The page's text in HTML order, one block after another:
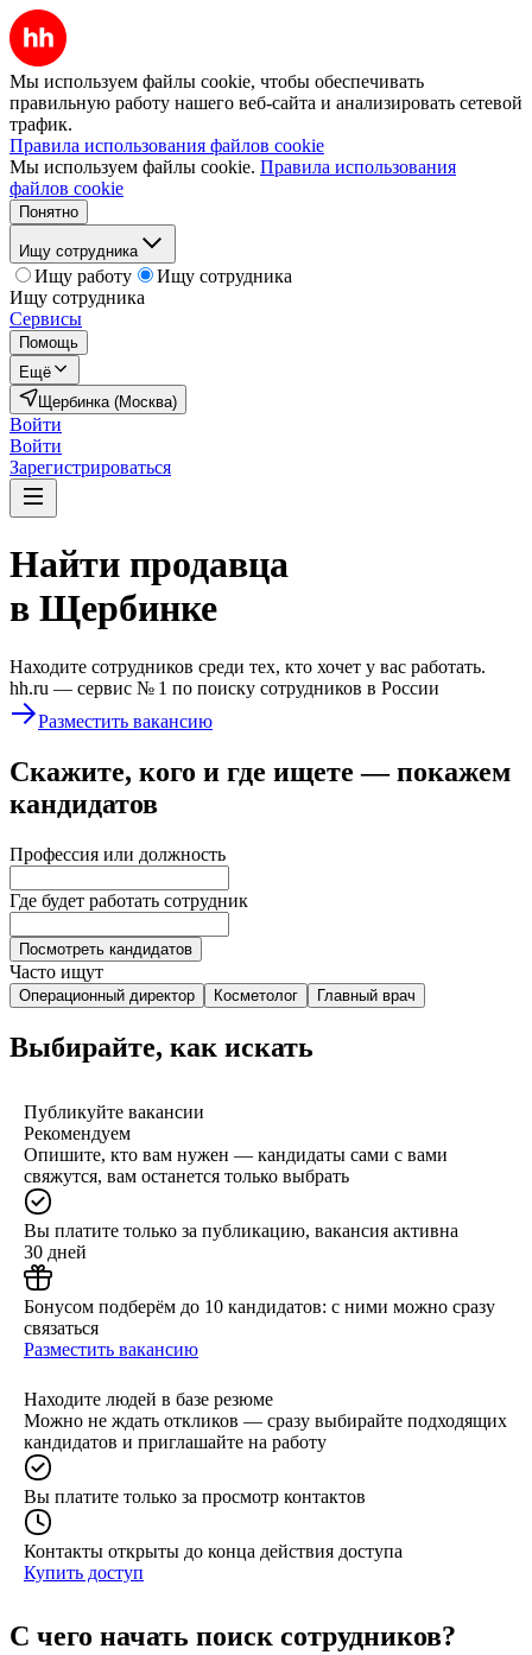
Мы используем файлы cookie, чтобы обеспечивать
правильную работу нашего веб-сайта и анализировать сетевой
трафик.
Правила использования файлов cookie
Мы используем файлы cookie. Правила использования
файлов cookie
Понятно
Ищу сотрудника
Ищу работу
Ищу сотрудника
Ищу сотрудника
Сервисы
Помощь
Ещё
Щербинка (Москва)
Войти
Войти
Зарегистрироваться
Найти продавца
в Щербинке
Находите сотрудников среди тех, кто хочет у вас работать.
hh.ru — сервис № 1 по поиску сотрудников в России
Разместить вакансию
Скажите, кого и где ищете — покажем
кандидатов
Профессия или должность
Где будет работать сотрудник
Посмотреть кандидатов
Часто ищут
Операционный директор Косметолог Главный врач
Выбирайте, как искать
Публикуйте вакансии
Рекомендуем
Опишите, кто вам нужен — кандидаты сами с вами
свяжутся, вам останется только выбрать
Вы платите только за публикацию, вакансия активна
30 дней
Бонусом подберём до 10 кандидатов: с ними можно сразу
связаться
Разместить вакансию
Находите людей в базе резюме
Можно не ждать откликов — сразу выбирайте подходящих
кандидатов и приглашайте на работу
Вы платите только за просмотр контактов
Контакты открыты до конца действия доступа
Купить доступ
С чего начать поиск сотрудников?